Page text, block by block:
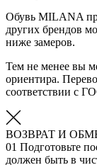
Обувь MILANA
других брендов
ниже замеров.
Тем не менее вы
ориентира.
соответствии с
ВОЗВРАТ И
01 Подготовьте
должен быть в